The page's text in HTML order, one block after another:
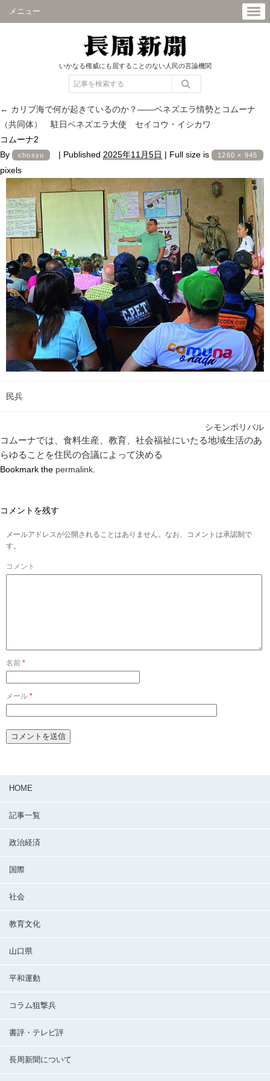
メニュー
いかなる権威にも屈することのない人民の言論機関
← カリブ海で何が起きているのか？――ベネズエラ情勢とコムーナ
（共同体） 駐日ベネズエラ大使 セイコウ・イシカワ
コムーナ2
By
chosyu | Published 2025年11月5日 | Full size is 1260 × 945
pixels
民兵
シモンボリバル
コムーナでは、食料生産、教育、社会福祉にいたる地域生活のあ
らゆることを住民の合議によって決める
Bookmark the permalink
コメントを残す
メールアドレスが公開されることはありません。なお、コメントは承認制で
す。
コメント
名前 *
メール *
HOME
記事一覧
政治経済
国際
社会
教育文化
山口県
平和運動
コラム狙撃兵
書評・テレビ評
長周新聞について